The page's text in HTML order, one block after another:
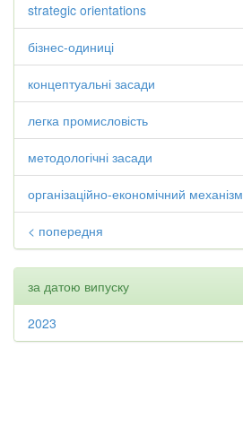
strategic orientations
бізнес-одиниці
концептуальні засади
легка промисловість
методологічні засади
організаційно-економічний механізм
< попередня
за датою випуску
2023